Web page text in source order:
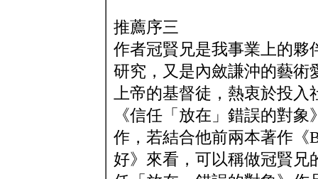
推薦序三
作者冠賢兄是我事業上的夥
研究，又是內斂謙沖的藝術
上帝的基督徒，熱衷於投入
《信任「放在」錯誤的對
作，若結合他前兩本著作《
好》來看，可以稱做冠賢兄